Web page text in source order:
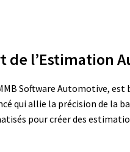
de l’Estimation
Software Automotive, est
qui allie la précision de la
pour créer des